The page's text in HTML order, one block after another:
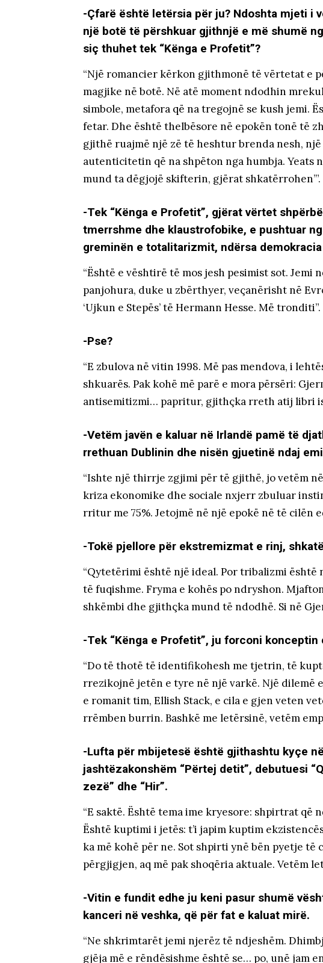
-Çfarë është letërsia për ju? Ndoshta mjeti i
një botë të përshkuar gjithnjë e më shumë
siç thuhet tek “Kënga e Profetit”?
“Një romancier kërkon gjithmonë të vërtetat e
magjike në botë. Në atë moment ndodhin
simbole, metafora që na tregojnë se kush jemi.
fetar. Dhe është thelbësore në epokën tonë të
gjithë ruajmë një zë të heshtur brenda nesh,
autenticitetin që na shpëton nga humbja. Yeats
mund ta dëgjojë skifterin, gjërat shkatërrohen’”.
-Tek “Kënga e Profetit”, gjërat vërtet
tmerrshme dhe klaustrofobike, e pushtuar
greminën e totalitarizmit, ndërsa
“Është e vështirë të mos jesh pesimist sot. Jemi
panjohura, duke u zbërthyer, veçanërisht në
‘Ujkun e Stepës’ të Hermann Hesse. Më tronditi”.
-Pse?
“E zbulova në vitin 1998. Më pas mendova, i
shkuarës. Pak kohë më parë e mora përsëri:
antisemitizmi… papritur, gjithçka rreth atij libri
-Vetëm javën e kaluar në Irlandë pamë të
rrethuan Dublinin dhe nisën gjuetinë ndaj
“Ishte një thirrje zgjimi për të gjithë, jo vetëm
kriza ekonomike dhe sociale nxjerr zbuluar
rritur me 75%. Jetojmë në një epokë në të cilën
-Tokë pjellore për ekstremizmat e rinj,
“Qytetërimi është një ideal. Por tribalizmi
të fuqishme. Fryma e kohës po ndryshon.
shkëmbi dhe gjithçka mund të ndodhë. Si në
-Tek “Kënga e Profetit”, ju forconi konceptin
“Do të thotë të identifikohesh me tjetrin, të
rrezikojnë jetën e tyre në një varkë. Një dilemë
e romanit tim, Ellish Stack, e cila e gjen veten
rrëmben burrin. Bashkë me letërsinë, vetëm
-Lufta për mbijetesë është gjithashtu kyçe
jashtëzakonshëm “Përtej detit”, debutuesi
zezë” dhe “Hir”.
“E saktë. Është tema ime kryesore: shpirtrat
Është kuptimi i jetës: t’i japim kuptim
ka më kohë për ne. Sot shpirti ynë bën pyetje të
përgjigjen, aq më pak shoqëria aktuale. Vetëm
-Vitin e fundit edhe ju keni pasur shumë
kanceri në veshka, që për fat e kaluat mirë.
“Ne shkrimtarët jemi njerëz të ndjeshëm.
gjëja më e rëndësishme është se… po, unë jam